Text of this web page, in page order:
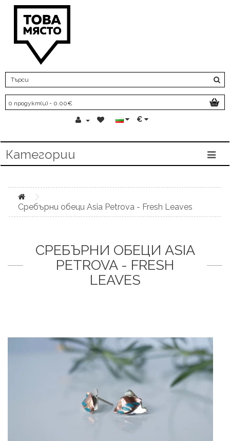
0 продукт(и) - 0.00€
€
Категории
Сребърни обеци Asia Petrova - Fresh Leaves
СРЕБЪРНИ ОБЕЦИ ASIA
PETROVA - FRESH
LEAVES